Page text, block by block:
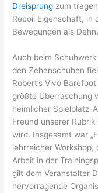
Dreisprung zum
Recoil Eigenschaft, in
Bewegungen als
Auch beim
den Zehenschuhen
Robert’s Vivo
größte Überraschung
heimlicher Spielplatz-
Freund unserer Rubrik
wird. Insgesamt war
lehrreicher
Arbeit in der
gilt dem Veranstalter
hervorragende